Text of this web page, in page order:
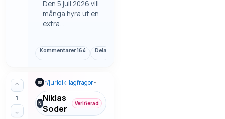
Den 5 juli 2026 vill
många hyra ut en
extra
oklarheter om
Här finns hur man
kan skriva ett
enkelt avtal när
man hyr ut en
Kommentarer164 Dela
↑
1
↓
⚖ r/juridik-lagfragor•
NNiklas
Soder
Verifierad